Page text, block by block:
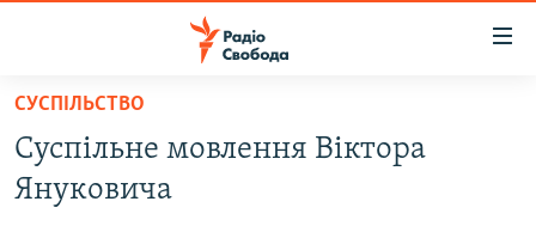
Перейти
основного
матеріалу
Перейти
ВСЕ ЗА ДОБУ
СТАТТІ
СУСПІЛЬСТВО
Суспільне мовлення Віктора
Януковича